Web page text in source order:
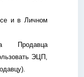
и в Личном
Продавца
ЭЦП,